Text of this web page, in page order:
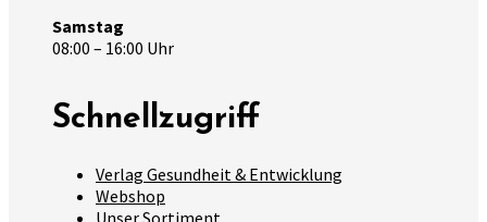
Samstag
08:00 – 16:00 Uhr
Schnellzugriff
Verlag Gesundheit & Entwicklung
Webshop